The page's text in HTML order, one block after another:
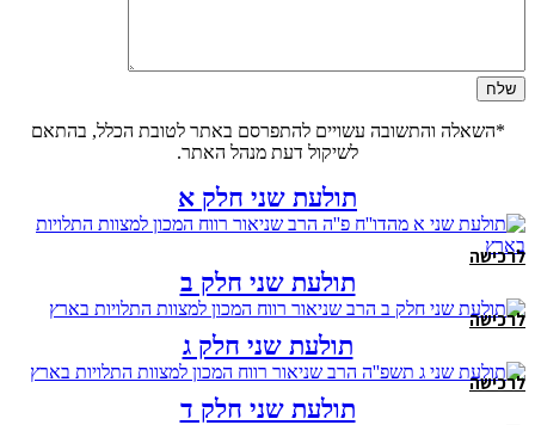
*השאלה והתשובה עשויים להתפרסם באתר לטובת הכלל, בהתאם
לשיקול דעת מנהל האתר.
תולעת שני חלק א
לרכישה
תולעת שני חלק ב
לרכישה
תולעת שני חלק ג
לרכישה
תולעת שני חלק ד